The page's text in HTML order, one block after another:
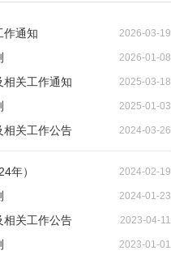
作通知 2026-03-19
2026-01-08
关工作通知 2025-03-18
2025-01-03
相关工作公告 2024-03-26
年） 2024-02-19
2024-01-23
相关工作公告 2023-04-11
2023-01-01